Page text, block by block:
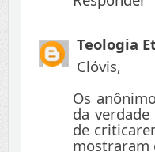
Teologia
Clóvis,
Os
da
de
mostraram